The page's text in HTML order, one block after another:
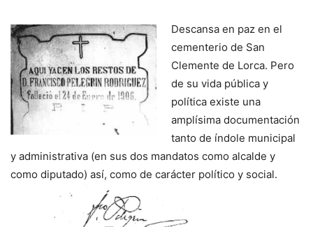
Descansa en paz en el
cementerio de San
Clemente de Lorca. Pero
de su vida pública y
política existe una
amplísima documentación
tanto de índole municipal
y administrativa (en sus dos mandatos como alcalde y
como diputado) así, como de carácter político y social.